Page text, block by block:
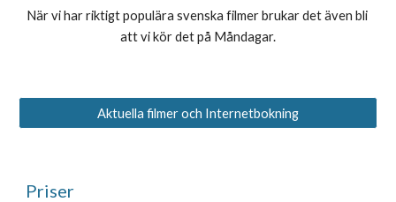
När vi har riktigt populära svenska filmer brukar det även bli
att vi kör det på Måndagar.
Aktuella filmer och Internetbokning
Priser